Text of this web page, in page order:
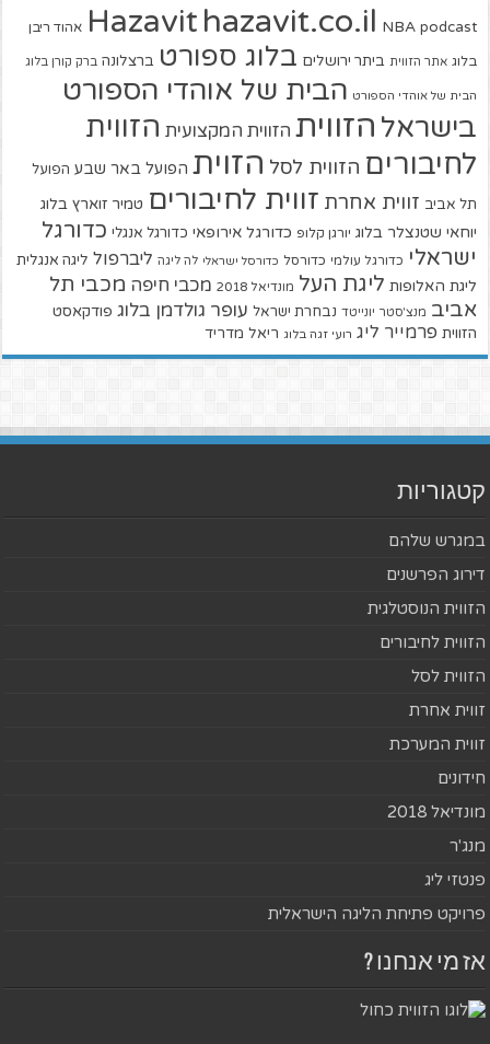
Hazavit hazavit.co.il NBA podcast אהוד ריבן
בלוג אתר הזווית ביתר ירושלים בלוג ספורט ברצלונה ברק קורן בלוג
הבית של אוהדי הספורט הבית של אוהדי הספורט
בישראל הזווית הזווית המקצועית הזווית
לחיבורים הזווית לסל הזוית הפועל באר שבע הפועל
תל אביב זווית אחרת זווית לחיבורים טמיר זוארץ בלוג
יוחאי שטנצלר בלוג יורגן קלופ כדורגל אירופאי כדורגל אנגלי כדורגל
ישראלי כדורגל עולמי כדורסל כדורסל ישראלי לה ליגה ליברפול ליגה אנגלית
ליגת האלופות ליגת העל מונדיאל 2018 מכבי חיפה מכבי תל
אביב מנצ'סטר יונייטד נבחרת ישראל עופר גולדמן בלוג פודקאסט
הזווית פרמייר ליג רועי זגה בלוג ריאל מדריד
קטגוריות
במגרש שלהם
דירוג הפרשנים
הזווית הנוסטלגית
הזווית לחיבורים
הזווית לסל
זווית אחרת
זווית המערכת
חידונים
מונדיאל 2018
מנג'ר
פנטזי ליג
פרויקט פתיחת הליגה הישראלית
אז מי אנחנו ?